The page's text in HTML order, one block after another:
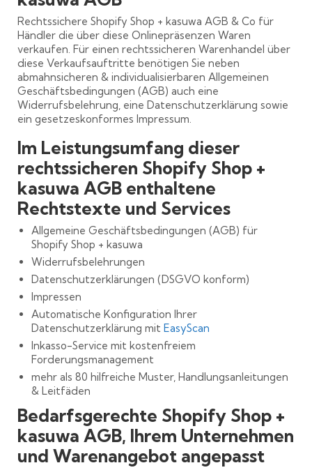
Rechtssichere Shopify Shop + kasuwa AGB & Co für
Händler die über diese Onlinepräsenzen Waren
verkaufen. Für einen rechtssicheren Warenhandel über
diese Verkaufsauftritte benötigen Sie neben
abmahnsicheren & individualisierbaren Allgemeinen
Geschäftsbedingungen (AGB) auch eine
Widerrufsbelehrung, eine Datenschutzerklärung sowie
ein gesetzeskonformes Impressum.
Im Leistungsumfang dieser
rechtssicheren Shopify Shop +
kasuwa AGB enthaltene
Rechtstexte und Services
Allgemeine Geschäftsbedingungen (AGB) für
Shopify Shop + kasuwa
Widerrufsbelehrungen
Datenschutzerklärungen (DSGVO konform)
Impressen
Automatische Konfiguration Ihrer
Datenschutzerklärung mit EasyScan
Inkasso-Service mit kostenfreiem
Forderungsmanagement
mehr als 80 hilfreiche Muster, Handlungsanleitungen
& Leitfäden
Bedarfsgerechte Shopify Shop +
kasuwa AGB, Ihrem Unternehmen
und Warenangebot angepasst